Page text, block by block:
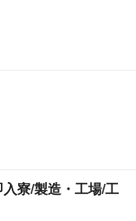
入寮/製造・工場/工